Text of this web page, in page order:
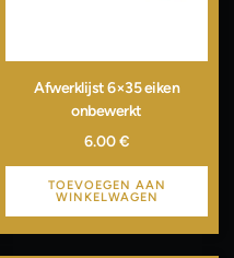
Afwerklijst 6×35 eiken
onbewerkt
6.00€
TOEVOEGEN AAN
WINKELWAGEN